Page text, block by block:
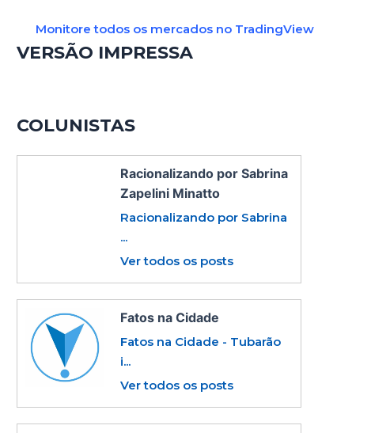
Monitore todos os mercados no TradingView
VERSÃO IMPRESSA
COLUNISTAS
Racionalizando por Sabrina
Zapelini Minatto
Racionalizando por Sabrina
...
Ver todos os posts
Fatos na Cidade
Fatos na Cidade - Tubarão
i...
Ver todos os posts